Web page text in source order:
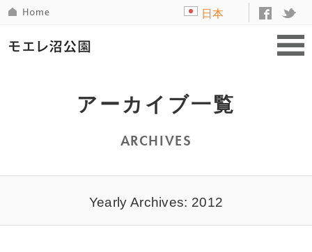
日本
アーカイブ一覧
ARCHIVES
Yearly Archives: 2012